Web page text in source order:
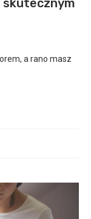
skutecznym
a rano masz